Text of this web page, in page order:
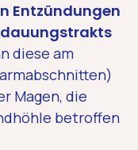
Entzündungen
diese am
Magen, die
betroffen